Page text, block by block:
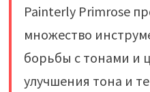
Painterly Primrose
множество
борьбы с тонами и
улучшения тона и